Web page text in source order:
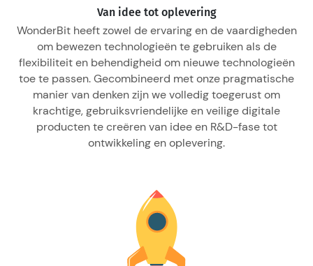
Van idee tot oplevering
WonderBit heeft zowel de ervaring en de vaardigheden
om bewezen technologieën te gebruiken als de
flexibiliteit en behendigheid om nieuwe technologieën
toe te passen. Gecombineerd met onze pragmatische
manier van denken zijn we volledig toegerust om
krachtige, gebruiksvriendelijke en veilige digitale
producten te creëren van idee en R&D-fase tot
ontwikkeling en oplevering.